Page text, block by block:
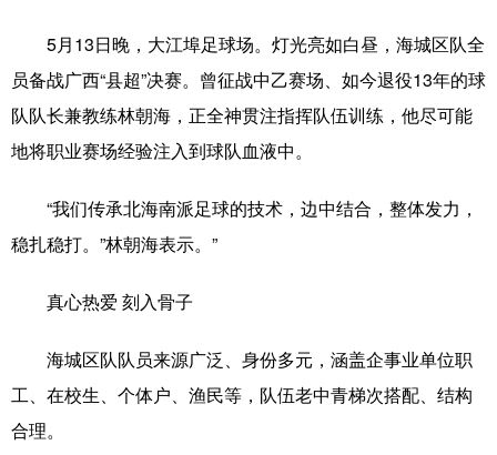
5月13日晚，大江埠足球场。灯光亮如白昼，海城区队全
员备战广西“县超”决赛。曾征战中乙赛场、如今退役13年的球
队队长兼教练林朝海，正全神贯注指挥队伍训练，他尽可能
地将职业赛场经验注入到球队血液中。
“我们传承北海南派足球的技术，边中结合，整体发力，
稳扎稳打。”林朝海表示。”
真心热爱 刻入骨子
海城区队队员来源广泛、身份多元，涵盖企事业单位职
工、在校生、个体户、渔民等，队伍老中青梯次搭配、结构
合理。